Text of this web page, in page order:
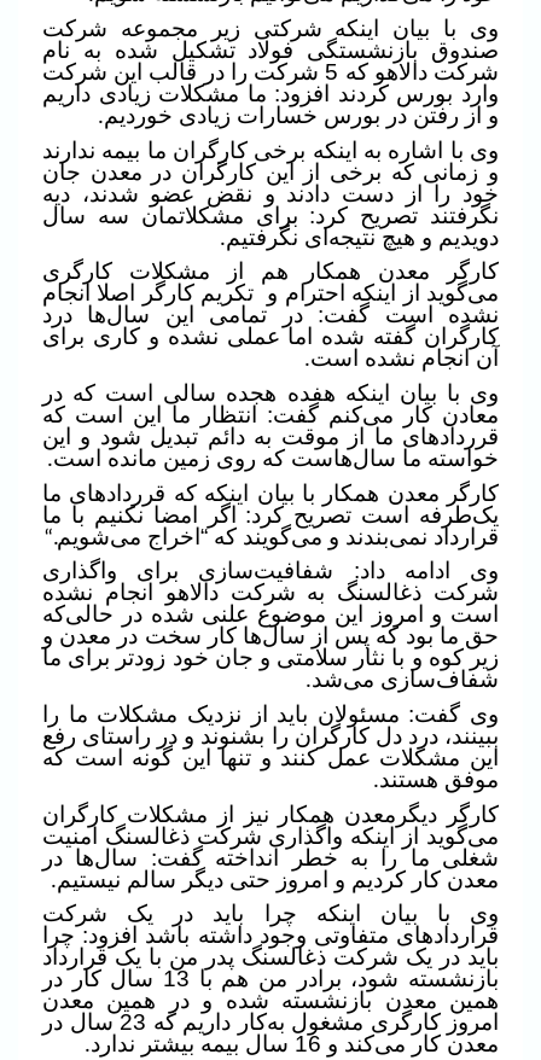
وی با بیان اینکه شرکتی زیر مجموعه شرکت
صندوق بازنشستگی فولاد تشکیل شده به نام
شرکت دالاهو که 5 شرکت را در قالب این شرکت
وارد بورس کردند افزود: ما مشکلات زیادی داریم
و از رفتن در بورس خسارات زیادی خوردیم.
وی با اشاره به اینکه برخی کارگران ما بیمه ندارند
و زمانی که برخی از این کارگران در معدن جان
خود را از دست دادند و نقض عضو شدند، دیه
نگرفتند تصریح کرد: برای مشکلاتمان سه سال
دویدیم و هیچ نتیجه‌ای نگرفتیم.
کارگر معدن همکار هم از مشکلات کارگری
می‌گوید از اینکه احترام و تکریم کارگر اصلا انجام
نشده است گفت: در تمامی این سال‌ها درد
کارگران گفته شده اما عملی نشده و کاری برای
آن انجام نشده است.
وی با بیان اینکه هفده هجده سالی است که در
معادن کار می‌کنم گفت: انتظار ما این است که
قرردادهای ما از موقت به دائم تبدیل شود و این
خواسته ما سال‌هاست که روی زمین مانده است.
کارگر معدن همکار با بیان اینکه که قرردادهای ما
یک‌طرفه است تصریح کرد: اگر امضا نکنیم با ما
قرارداد نمی‌بندند و می‌گویند که “اخراج می‌شویم“.
وی ادامه داد: شفافیت‌سازی برای واگذاری
شرکت ذغالسنگ به شرکت دالاهو انجام نشده
است و امروز این موضوع علنی شده در حالی‌که
حق ما بود که پس از سال‌ها کار سخت در معدن و
زیر کوه و با نثار سلامتی و جان خود زودتر برای ما
شفاف‌سازی می‌شد.
وی گفت: مسئولان باید از نزدیک مشکلات ما را
ببینند، درد دل کارگران را بشنوند و در راستای رفع
این مشکلات عمل کنند و تنها این گونه است که
موفق هستند.
کارگر دیگرمعدن همکار نیز از مشکلات کارگران
می‌گوید از اینکه واگذاری شرکت ذغالسنگ امنیت
شغلی ما را به خطر انداخته گفت: سال‌ها در
معدن کار کردیم و امروز حتی دیگر سالم نیستیم.
وی با بیان اینکه چرا باید در یک شرکت
قراردادهای متفاوتی وجود داشته باشد افزود: چرا
باید در یک شرکت ذغالسنگ پدر من با یک قرارداد
بازنشسته شود، برادر من هم با 13 سال کار در
همین معدن بازنشسته شده و در همین معدن
امروز کارگری مشغول به‌کار داریم که 23 سال در
معدن کار می‌کند و 16 سال بیمه بیشتر ندارد
.